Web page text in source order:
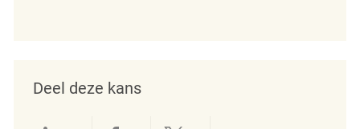
Deel deze kans